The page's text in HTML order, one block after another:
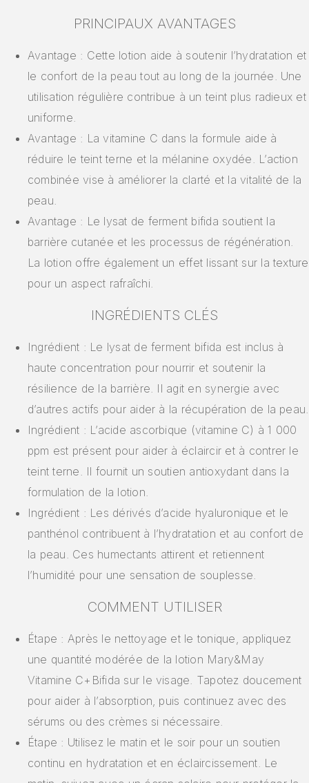
PRINCIPAUX AVANTAGES
Avantage : Cette lotion aide à soutenir l’hydratation et
le confort de la peau tout au long de la journée. Une
utilisation régulière contribue à un teint plus radieux et
uniforme.
Avantage : La vitamine C dans la formule aide à
réduire le teint terne et la mélanine oxydée. L’action
combinée vise à améliorer la clarté et la vitalité de la
peau.
Avantage : Le lysat de ferment bifida soutient la
barrière cutanée et les processus de régénération.
La lotion offre également un effet lissant sur la texture
pour un aspect rafraîchi.
INGRÉDIENTS CLÉS
Ingrédient : Le lysat de ferment bifida est inclus à
haute concentration pour nourrir et soutenir la
résilience de la barrière. Il agit en synergie avec
d’autres actifs pour aider à la récupération de la peau.
Ingrédient : L’acide ascorbique (vitamine C) à 1 000
ppm est présent pour aider à éclaircir et à contrer le
teint terne. Il fournit un soutien antioxydant dans la
formulation de la lotion.
Ingrédient : Les dérivés d’acide hyaluronique et le
panthénol contribuent à l’hydratation et au confort de
la peau. Ces humectants attirent et retiennent
l’humidité pour une sensation de souplesse.
COMMENT UTILISER
Étape : Après le nettoyage et le tonique, appliquez
une quantité modérée de la lotion Mary&May
Vitamine C+Bifida sur le visage. Tapotez doucement
pour aider à l’absorption, puis continuez avec des
sérums ou des crèmes si nécessaire.
Étape : Utilisez le matin et le soir pour un soutien
continu en hydratation et en éclaircissement. Le